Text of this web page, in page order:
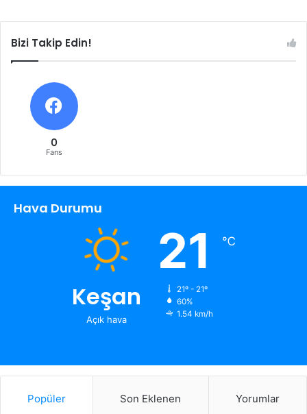
Bizi Takip Edin!
0
Fans
Hava Durumu
Keşan
Açık hava
21 ℃
21º - 21º
60%
1.54 km/h
Popüler Son Eklenen Yorumlar